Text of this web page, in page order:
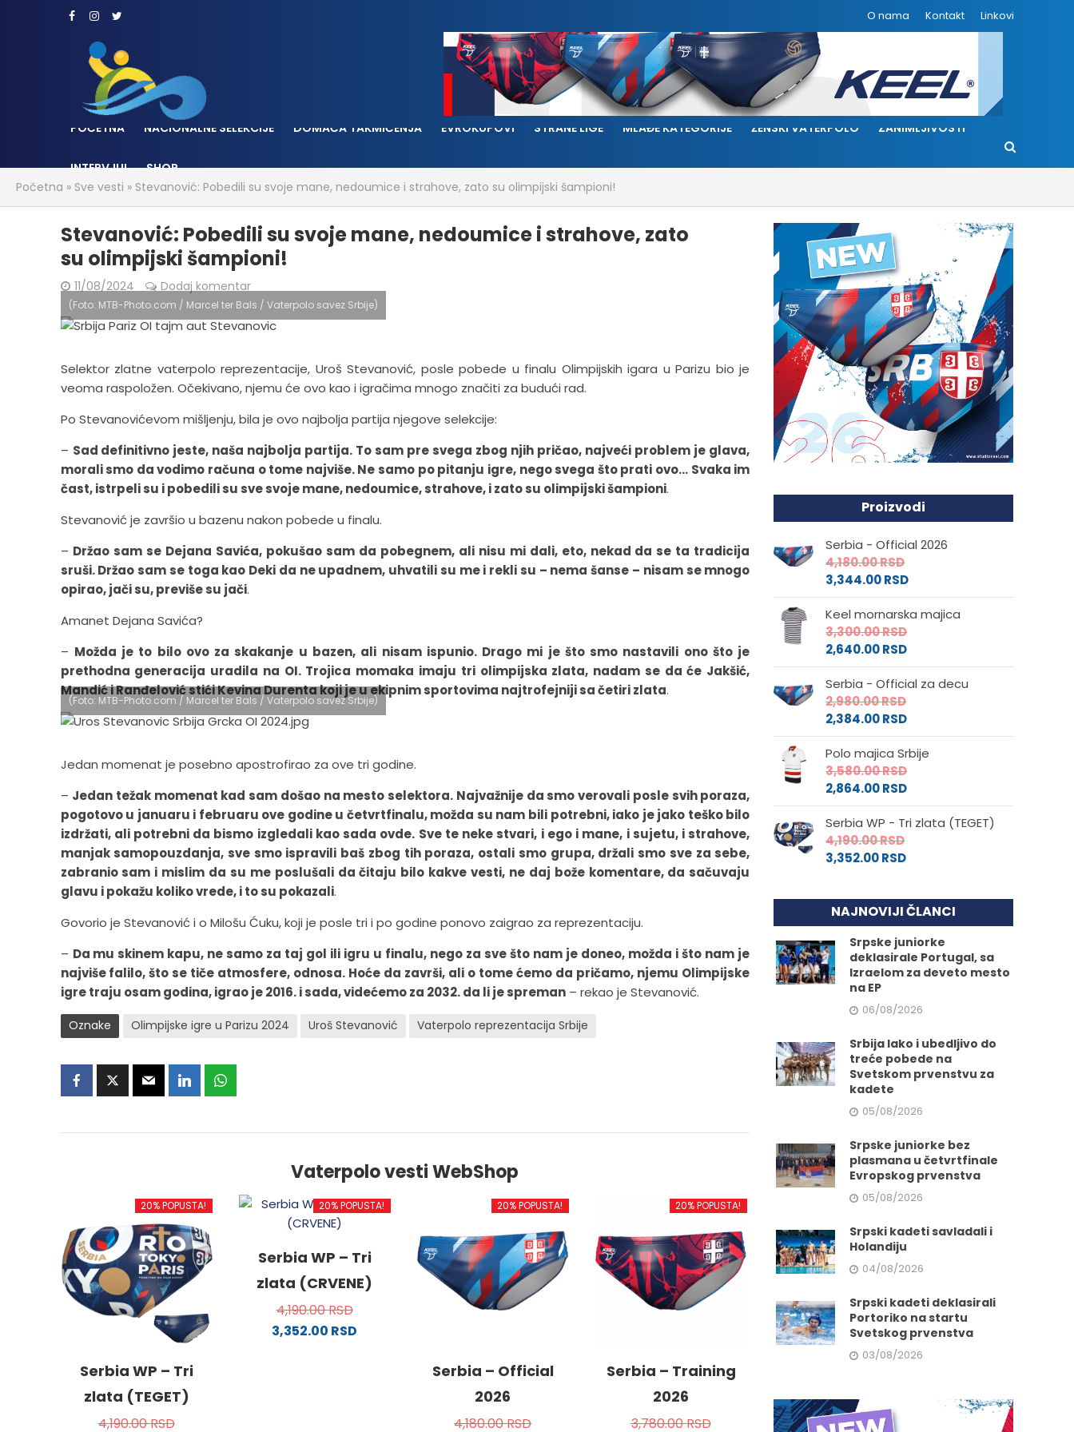
O nama Kontakt Linkovi
POČETNA NACIONALNE SELEKCIJE DOMAĆA TAKMIČENJA EVROKUPOVI STRANE LIGE MLAĐE KATEGORIJE ŽENSKI VATERPOLO ZANIMLJIVOSTI
INTERVJUI
SHOP
Početna » Sve vesti » Stevanović: Pobedili su svoje mane, nedoumice i strahove, zato su olimpijski šampioni!
Stevanović: Pobedili su svoje mane, nedoumice i strahove, zato
su olimpijski šampioni!
11/08/2024 Dodaj komentar
(Foto: MTB-Photo.com / Marcel ter Bals / Vaterpolo savez Srbije)
Selektor zlatne vaterpolo reprezentacije, Uroš Stevanović, posle pobede u finalu Olimpijskih igara u Parizu bio je
veoma raspoložen. Očekivano, njemu će ovo kao i igračima mnogo značiti za budući rad.
Po Stevanovićevom mišljenju, bila je ovo najbolja partija njegove selekcije:
– Sad definitivno jeste, naša najbolja partija. To sam pre svega zbog njih pričao, najveći problem je glava,
morali smo da vodimo računa o tome najviše. Ne samo po pitanju igre, nego svega što prati ovo… Svaka im
čast, istrpeli su i pobedili su sve svoje mane, nedoumice, strahove, i zato su olimpijski šampioni.
Stevanović je završio u bazenu nakon pobede u finalu.
– Držao sam se Dejana Savića, pokušao sam da pobegnem, ali nisu mi dali, eto, nekad da se ta tradicija
sruši. Držao sam se toga kao Deki da ne upadnem, uhvatili su me i rekli su – nema šanse – nisam se mnogo
opirao, jači su, previše su jači.
Amanet Dejana Savića?
– Možda je to bilo ovo za skakanje u bazen, ali nisam ispunio. Drago mi je što smo nastavili ono što je
prethodna generacija uradila na OI. Trojica momaka imaju tri olimpijska zlata, nadam se da će Jakšić,
Mandić i Ranđelović stići Kevina Durenta koji je u ekipnim sportovima najtrofejniji sa četiri zlata.
(Foto: MTB-Photo.com / Marcel ter Bals / Vaterpolo savez Srbije)
Jedan momenat je posebno apostrofirao za ove tri godine.
– Jedan težak momenat kad sam došao na mesto selektora. Najvažnije da smo verovali posle svih poraza,
pogotovo u januaru i februaru ove godine u četvrtfinalu, možda su nam bili potrebni, iako je jako teško bilo
izdržati, ali potrebni da bismo izgledali kao sada ovde. Sve te neke stvari, i ego i mane, i sujetu, i strahove,
manjak samopouzdanja, sve smo ispravili baš zbog tih poraza, ostali smo grupa, držali smo sve za sebe,
zabranio sam i mislim da su me poslušali da čitaju bilo kakve vesti, ne daj bože komentare, da sačuvaju
glavu i pokažu koliko vrede, i to su pokazali.
Govorio je Stevanović i o Milošu Ćuku, koji je posle tri i po godine ponovo zaigrao za reprezentaciju.
– Da mu skinem kapu, ne samo za taj gol ili igru u finalu, nego za sve što nam je doneo, možda i što nam je
najviše falilo, što se tiče atmosfere, odnosa. Hoće da završi, ali o tome ćemo da pričamo, njemu Olimpijske
igre traju osam godina, igrao je 2016. i sada, videćemo za 2032. da li je spreman– rekao je Stevanović.
Oznake Olimpijske igre u Parizu 2024 Uroš Stevanović Vaterpolo reprezentacija Srbije
Vaterpolo vesti WebShop
20% POPUSTA!
Serbia WP – Tri
zlata (TEGET)
4,190.00RSD
20% POPUSTA!
Serbia WP – Tri
zlata (CRVENE)
4,190.00RSD
3,352.00 RSD
20% POPUSTA!
Serbia – Official
2026
4,180.00RSD
20% POPUSTA!
Serbia – Training
2026
3,780.00RSD
Proizvodi
Serbia - Official 2026
4,180.00RSD
3,344.00RSD
Keel mornarska majica
3,300.00RSD
2,640.00RSD
Serbia - Official za decu
2,980.00RSD
2,384.00RSD
Polo majica Srbije
3,580.00RSD
2,864.00RSD
Serbia WP - Tri zlata (TEGET)
4,190.00RSD
3,352.00RSD
NAJNOVIJI ČLANCI
Srpske juniorke
deklasirale Portugal, sa
Izraelom za deveto mesto
na EP
06/08/2026
Srbija lako i ubedljivo do
treće pobede na
Svetskom prvenstvu za
kadete
05/08/2026
Srpske juniorke bez
plasmana u četvrtfinale
Evropskog prvenstva
05/08/2026
Srpski kadeti savladali i
Holandiju
04/08/2026
Srpski kadeti deklasirali
Portoriko na startu
Svetskog prvenstva
03/08/2026